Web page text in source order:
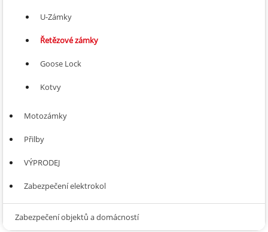
U-Zámky
Řetězové zámky
Goose Lock
Kotvy
Motozámky
Přilby
VÝPRODEJ
Zabezpečení elektrokol
Zabezpečení objektů a domácností